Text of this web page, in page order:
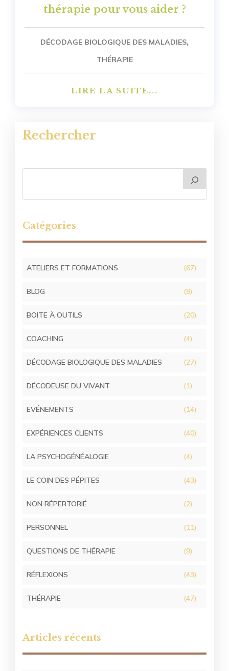
thérapie pour vous aider ?
DÉCODAGE BIOLOGIQUE DES MALADIES,
THÉRAPIE
LIRE LA SUITE...
Rechercher
Catégories
ATELIERS ET FORMATIONS (67)
BLOG (8)
BOITE À OUTILS (20)
COACHING (4)
DÉCODAGE BIOLOGIQUE DES MALADIES (27)
DÉCODEUSE DU VIVANT (1)
EVÉNEMENTS (14)
EXPÉRIENCES CLIENTS (40)
LA PSYCHOGÉNÉALOGIE (4)
LE COIN DES PÉPITES (43)
NON RÉPERTORIÉ (2)
PERSONNEL (11)
QUESTIONS DE THÉRAPIE (9)
RÉFLEXIONS (43)
THÉRAPIE (47)
Articles récents